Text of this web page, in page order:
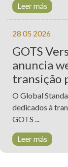
Leer más
28 05 2026
GOTS
anuncia
transição
O Global
dedicados à
GOTS ...
Leer más